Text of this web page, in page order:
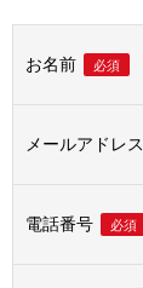
お名前 必須
メールアドレス
電話番号 必須